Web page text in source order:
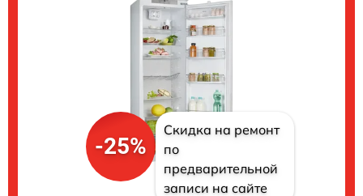
-25%
Скидка на ремонт
по
предварительной
записи на сайте